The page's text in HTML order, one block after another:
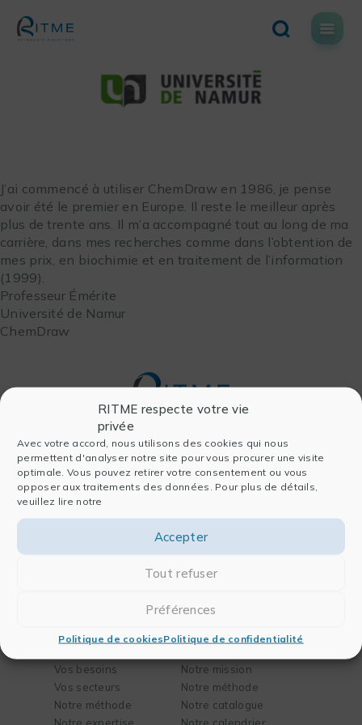
RITME respecte votre vie
privée
Avec votre accord, nous utilisons des cookies qui nous
permettent d'analyser notre site pour vous procurer une visite
optimale. Vous pouvez retirer votre consentement ou vous
opposer aux traitements des données. Pour plus de détails,
veuillez lire notre
Accepter
Tout refuser
Préférences
Politique de cookiesPolitique de confidentialité
content
J’ai commencé à utiliser ChemDraw en 1986, je pense
avoir été le premier en Europe. Il reste le meilleur après
plus de trente ans. Il m’a accompagné tout au long de ma
carrière, dans mes recherches comme dans l’obtention de
mes prix, en biochimie et en traitement de l’information
(1999).
Professeur Émérite
Université de Namur
ChemDraw
Entreprise
Qui sommes-nous
Logiciels
Pour l’analyse
Pour les laboratoires
Pour l’ingénierie
Solutions
Vos besoins
Vos secteurs
Notre méthode
Formation
Notre mission
Notre méthode
Notre catalogue